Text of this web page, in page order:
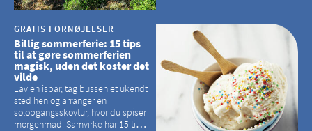
GRATIS FORNØJELSER
Billig sommerferie: 15 tips
til at gøre sommerferien
magisk, uden det koster det
vilde
Lav en isbar, tag bussen et ukendt
sted hen og arranger en
solopgangsskovtur, hvor du spiser
morgenmad. Samvirke har 15 tips